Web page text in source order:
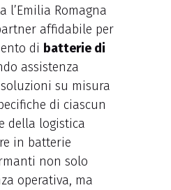
l’Emilia Romagna
affidabile per
di batterie di
assistenza
su misura
di ciascun
della logistica
in batterie
non solo
operativa, ma